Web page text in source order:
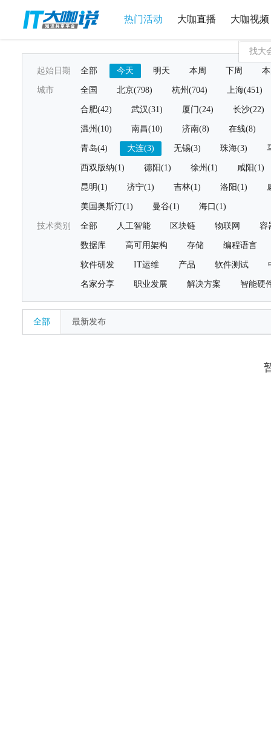
热门活动 大咖直播 大咖视频
起始日期 全部 今天 明天 本周 下周
城市 全国 北京(798) 杭州(704) 上海(451)
合肥(42) 武汉(31) 厦门(24) 长沙(22)
温州(10) 南昌(10) 济南(8) 在线(8)
青岛(4) 大连(3) 无锡(3) 珠海(3)
西双版纳(1) 德阳(1) 徐州(1) 咸阳(1)
昆明(1) 济宁(1) 吉林(1) 洛阳(1)
美国奥斯汀(1) 曼谷(1) 海口(1)
技术类别 全部 人工智能 区块链 物联网 容
数据库 高可用架构 存储 编程语言
软件研发 IT运维 产品 软件测试
名家分享 职业发展 解决方案 智能硬
全部 最新发布